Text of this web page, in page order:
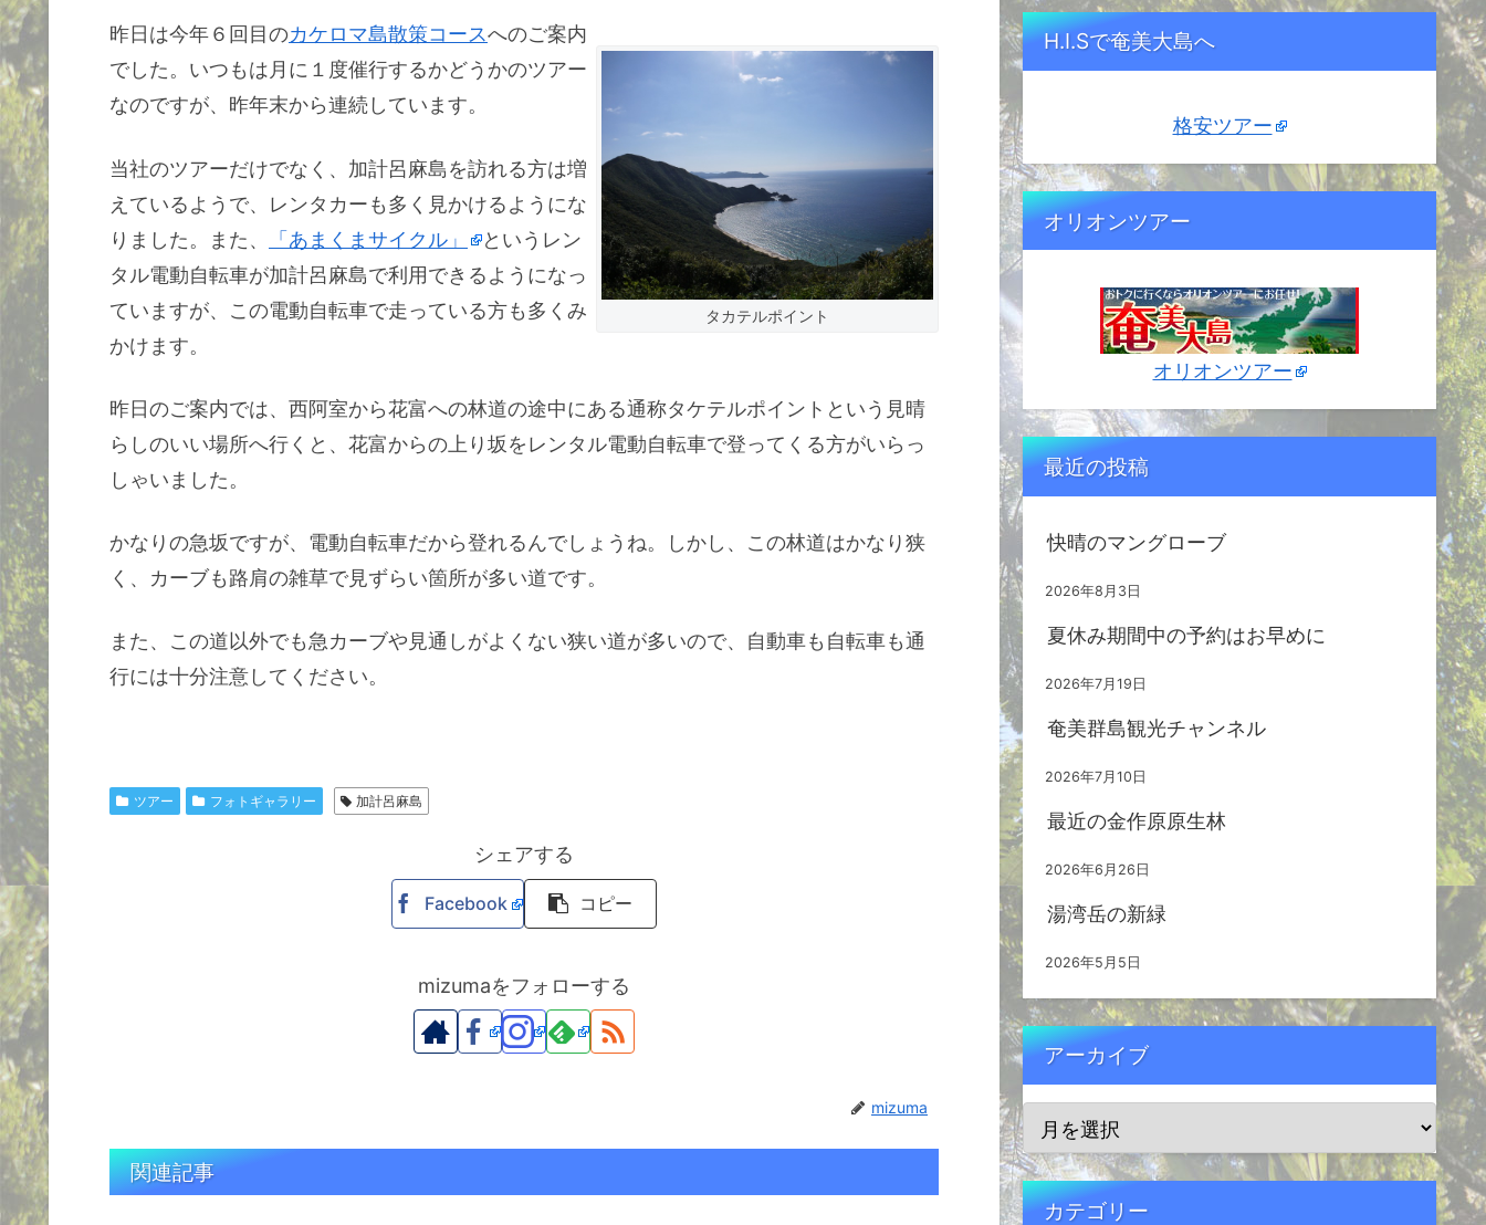
タカテルポイント
昨日は今年６回目のカケロマ島散策コースへのご案内
でした。いつもは月に１度催行するかどうかのツアー
なのですが、昨年末から連続しています。
当社のツアーだけでなく、加計呂麻島を訪れる方は増
えているようで、レンタカーも多く見かけるようにな
りました。また、
「あまくまサイクル」
というレン
タル電動自転車が加計呂麻島で利用できるようになっ
ていますが、この電動自転車で走っている方も多くみ
かけます。
昨日のご案内では、西阿室から花富への林道の途中にある通称タケテルポイントという見晴
らしのいい場所へ行くと、花富からの上り坂をレンタル電動自転車で登ってくる方がいらっ
しゃいました。
かなりの急坂ですが、電動自転車だから登れるんでしょうね。しかし、この林道はかなり狭
く、カーブも路肩の雑草で見ずらい箇所が多い道です。
また、この道以外でも急カーブや見通しがよくない狭い道が多いので、自動車も自転車も通
行には十分注意してください。
ツアー フォトギャラリー 加計呂麻島
シェアする
Facebook コピー
mizumaをフォローする
mizuma
関連記事
H.I.Sで奄美大島へ
格安ツアー
オリオンツアー
オリオンツアー
最近の投稿
快晴のマングローブ
2026年8月3日
夏休み期間中の予約はお早めに
2026年7月19日
奄美群島観光チャンネル
2026年7月10日
最近の金作原原生林
2026年6月26日
湯湾岳の新緑
2026年5月5日
アーカイブ
カテゴリー